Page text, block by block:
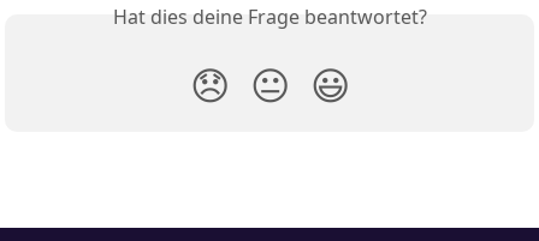
Hat dies deine Frage beantwortet?
😞 😐 😃